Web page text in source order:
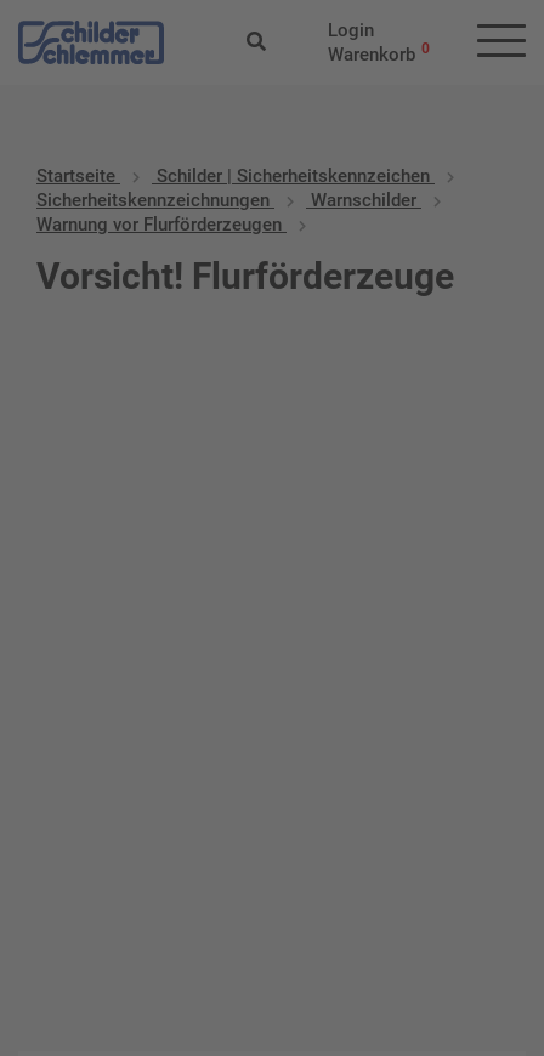
Login
Warenkorb 0
Startseite
Schilder | Sicherheitskennzeichen
Sicherheitskennzeichnungen
Warnschilder
Warnung vor Flurförderzeugen
Vorsicht! Flurförderzeuge